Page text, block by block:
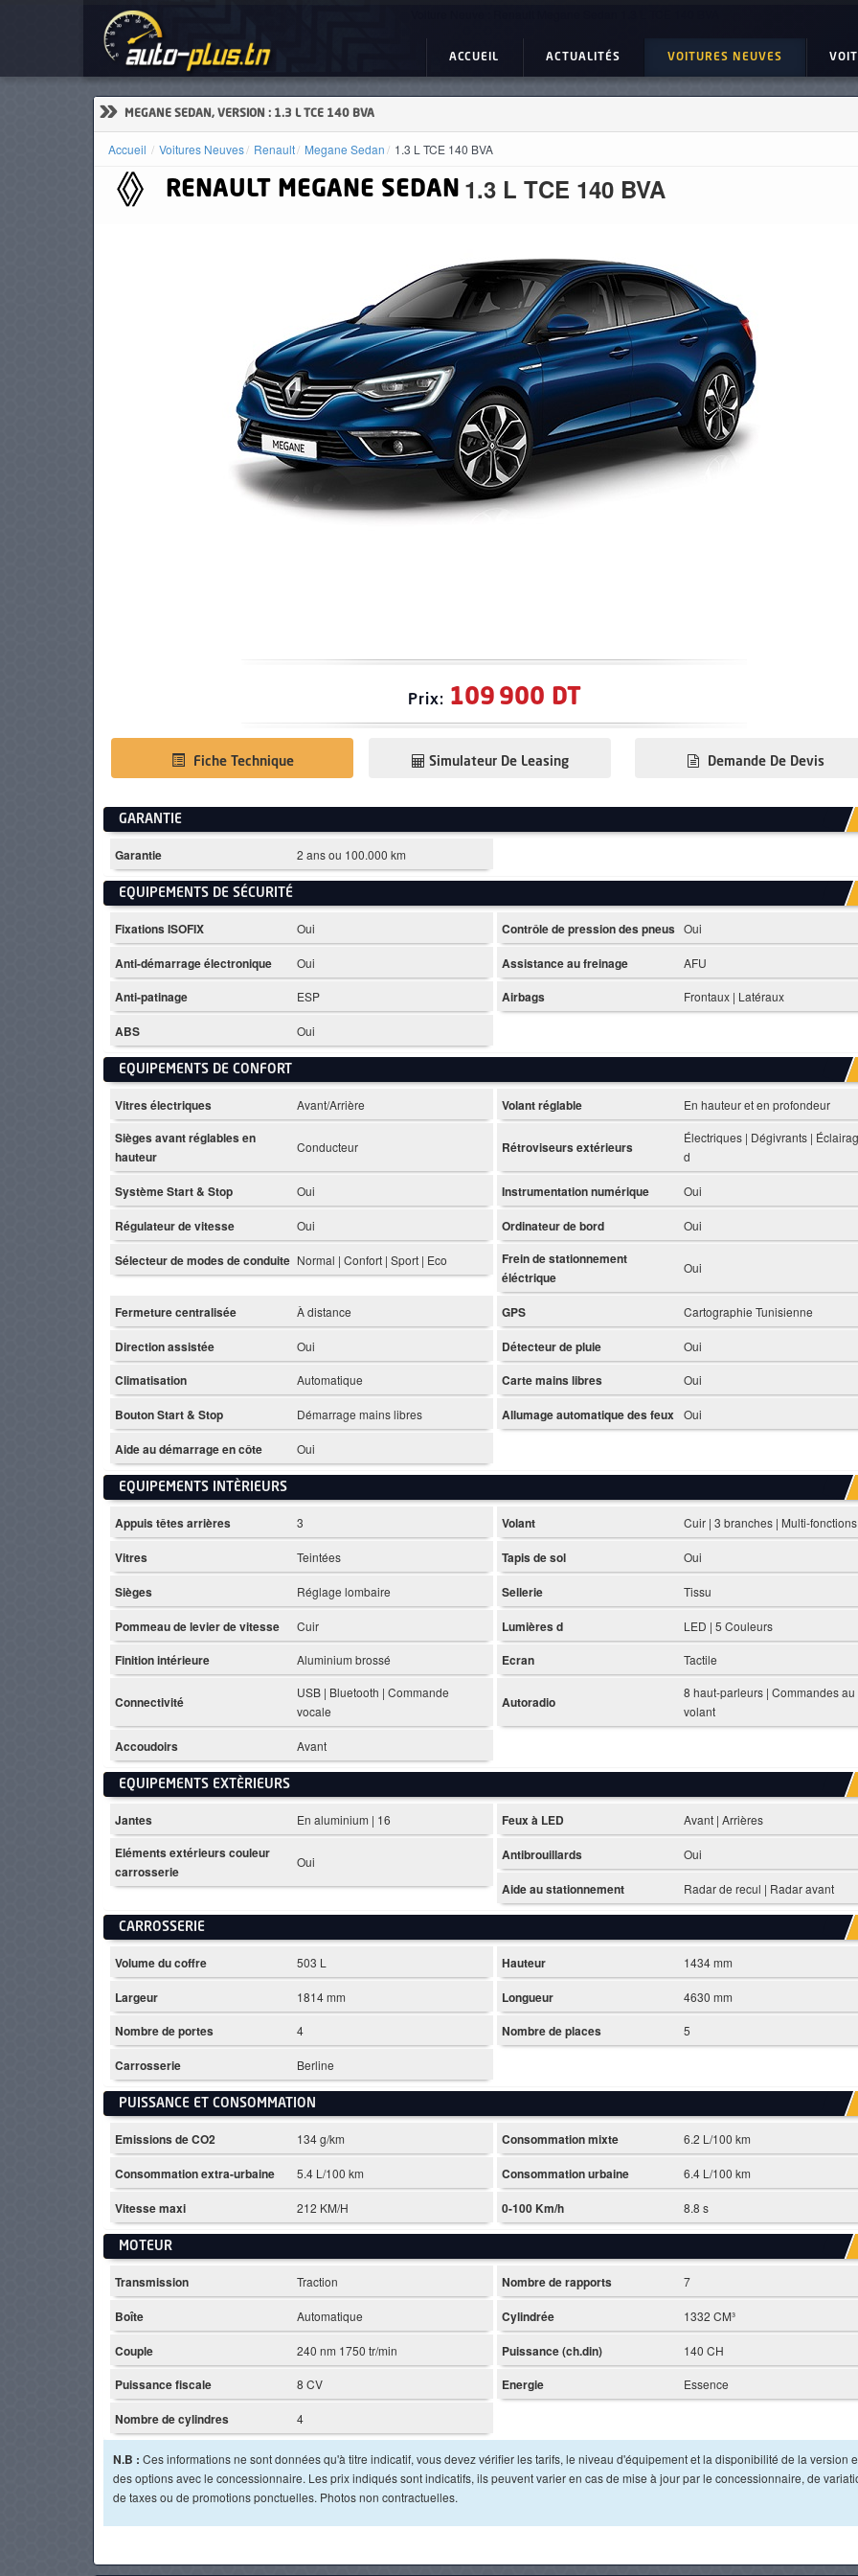
ACCUEIL ACTUALITÉS VOITURES NEUVES
» MEGANE SEDAN, VERSION : 1.3 L TCE 140 BVA
Accueil Voitures Neuves Renault Megane Sedan 1.3 L TCE 140 BVA
RENAULT MEGANE SEDAN 1.3 L TCE 140 BVA
Prix: 109 900 DT
Fiche Technique Demande De Devis
Simulateur De Leasing
GARANTIE
Garantie 2 ans ou 100.000 km
EQUIPEMENTS DE SÉCURITÉ
Fixations ISOFIX Oui Contrôle de pression des pneus Oui
Anti-démarrage électronique Oui Assistance au freinage AFU
Anti-patinage ESP Airbags Frontaux | Latéraux
ABS Oui
EQUIPEMENTS DE CONFORT
Vitres électriques Avant/Arrière Volant réglable En hauteur et en profondeur
Sièges avant réglables en
hauteur
Conducteur Rétroviseurs extérieurs
Électriques | Dégivrants |
d
Système Start & Stop Oui Instrumentation numérique Oui
Régulateur de vitesse Oui Ordinateur de bord Oui
Sélecteur de modes de conduite Normal | Confort | Sport | Eco
Frein de stationnement
éléctrique
Oui
Fermeture centralisée À distance GPS Cartographie Tunisienne
Direction assistée Oui Détecteur de pluie Oui
Climatisation Automatique Carte mains libres Oui
Bouton Start & Stop Démarrage mains libres Allumage automatique des feux Oui
Aide au démarrage en côte Oui
EQUIPEMENTS INTÈRIEURS
Appuis têtes arrières 3 Volant Cuir | 3 branches | Multi-fonctions
Vitres Teintées Tapis de sol Oui
Sièges Réglage lombaire Sellerie Tissu
Pommeau de levier de vitesse Cuir Lumières d LED | 5 Couleurs
Finition intérieure Aluminium brossé Ecran Tactile
Connectivité
USB | Bluetooth | Commande
vocale
Autoradio
8 haut-parleurs | Commandes au
volant
Accoudoirs Avant
EQUIPEMENTS EXTÈRIEURS
Jantes En aluminium | 16 Feux à LED Avant | Arrières
Eléments extérieurs couleur
carrosserie
Oui Antibrouillards Oui
Aide au stationnement Radar de recul | Radar avant
CARROSSERIE
Volume du coffre 503 L Hauteur 1434 mm
Largeur 1814 mm Longueur 4630 mm
Nombre de portes 4 Nombre de places 5
Carrosserie Berline
PUISSANCE ET CONSOMMATION
Emissions de CO2 134 g/km Consommation mixte 6.2 L/100 km
Consommation extra-urbaine 5.4 L/100 km Consommation urbaine 6.4 L/100 km
Vitesse maxi 212 KM/H 0-100 Km/h 8.8 s
MOTEUR
Transmission Traction Nombre de rapports 7
Boîte Automatique Cylindrée 1332 CM³
Couple 240 nm 1750 tr/min Puissance (ch.din) 140 CH
Puissance fiscale 8 CV Energie Essence
Nombre de cylindres 4
N.B : Ces informations ne sont données qu'à titre indicatif, vous devez vérifier les tarifs, le niveau d'équipement et la disponibilité de la version
des options avec le concessionnaire. Les prix indiqués sont indicatifs, ils peuvent varier en cas de mise à jour par le concessionnaire, de
de taxes ou de promotions ponctuelles. Photos non contractuelles.
ACTUALITÉS